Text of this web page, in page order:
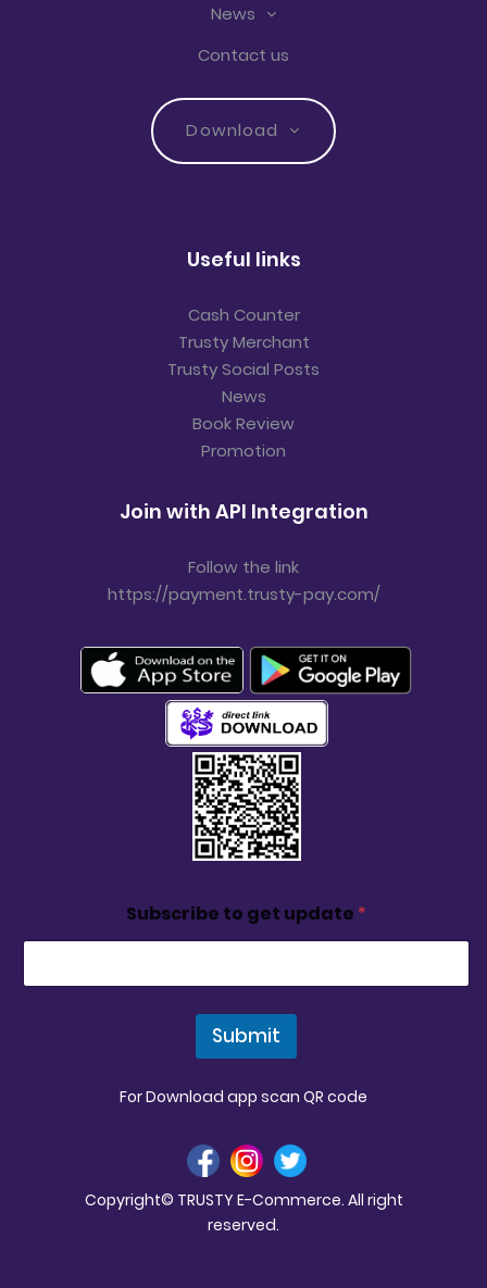
News
Contact us
Download
Useful links
Cash Counter
Trusty Merchant
Trusty Social Posts
News
Book Review
Promotion
Join with API Integration
Follow the link
https://payment.trusty-pay.com/
Subscribe to get update *
Submit
For Download app scan QR code
Copyright© TRUSTY E-Commerce. All right
reserved.